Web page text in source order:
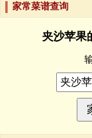
家常菜谱查询
夹沙苹果